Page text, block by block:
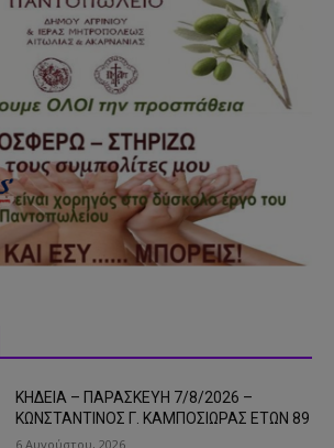
ΚΗΔΕΙΑ – ΠΑΡΑΣΚΕΥΗ 7/8/2026 –
ΚΩΝΣΤΑΝΤΙΝΟΣ Γ. ΚΑΜΠΟΣΙΩΡΑΣ ΕΤΩΝ 89
6 Αυγούστου, 2026